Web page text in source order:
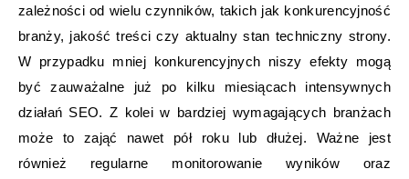
zależności od wielu czynników, takich jak konkurencyjność
branży, jakość treści czy aktualny stan techniczny strony.
W przypadku mniej konkurencyjnych niszy efekty mogą
być zauważalne już po kilku miesiącach intensywnych
działań SEO. Z kolei w bardziej wymagających branżach
może to zająć nawet pół roku lub dłużej. Ważne jest
również regularne monitorowanie wyników oraz